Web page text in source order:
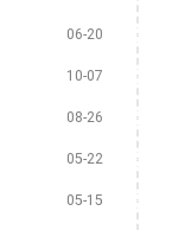
06-20
10-07
08-26
05-22
05-15